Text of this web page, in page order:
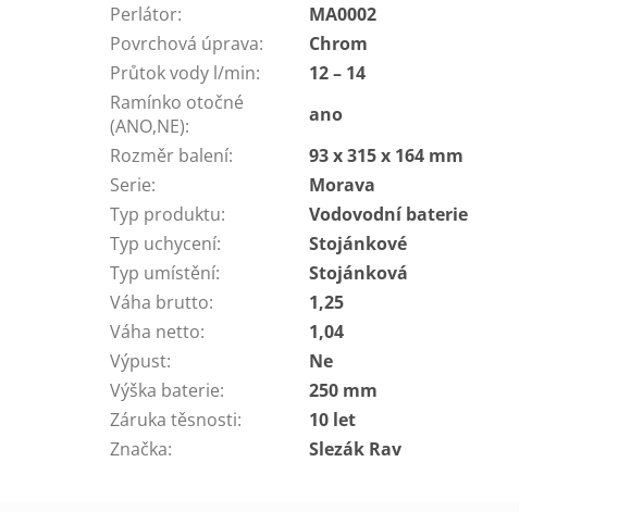
Perlátor:
MA0002
Povrchová úprava:
Chrom
Průtok vody l/min:
12 – 14
Ramínko otočné
(ANO,NE):
ano
Rozměr balení:
93 x 315 x 164 mm
Serie:
Morava
Typ produktu:
Vodovodní baterie
Typ uchycení:
Stojánkové
Typ umístění:
Stojánková
Váha brutto:
1,25
Váha netto:
1,04
Výpust:
Ne
Výška baterie:
250 mm
Záruka těsnosti:
10 let
Značka: Slezák Rav